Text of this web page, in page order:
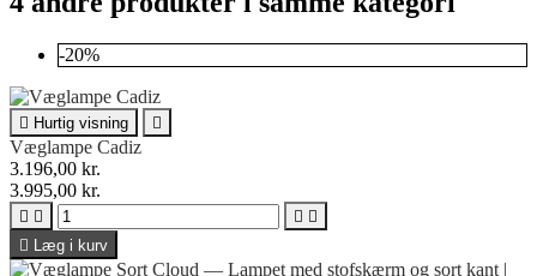
-20%
 Hurtig visning 
Væglampe Cadiz
3.196,00 kr.
3.995,00 kr.
   
 Læg i kurv